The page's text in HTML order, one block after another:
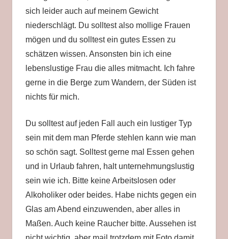
sich leider auch auf meinem Gewicht
niederschlägt. Du solltest also mollige Frauen
mögen und du solltest ein gutes Essen zu
schätzen wissen. Ansonsten bin ich eine
lebenslustige Frau die alles mitmacht. Ich fahre
gerne in die Berge zum Wandern, der Süden ist
nichts für mich.
Du solltest auf jeden Fall auch ein lustiger Typ
sein mit dem man Pferde stehlen kann wie man
so schön sagt. Solltest gerne mal Essen gehen
und in Urlaub fahren, halt unternehmungslustig
sein wie ich. Bitte keine Arbeitslosen oder
Alkoholiker oder beides. Habe nichts gegen ein
Glas am Abend einzuwenden, aber alles in
Maßen. Auch keine Raucher bitte. Aussehen ist